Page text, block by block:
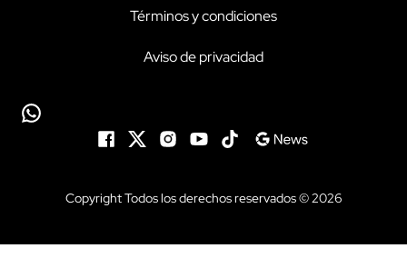
Términos y condiciones
Aviso de privacidad
Copyright Todos los derechos reservados © 2026